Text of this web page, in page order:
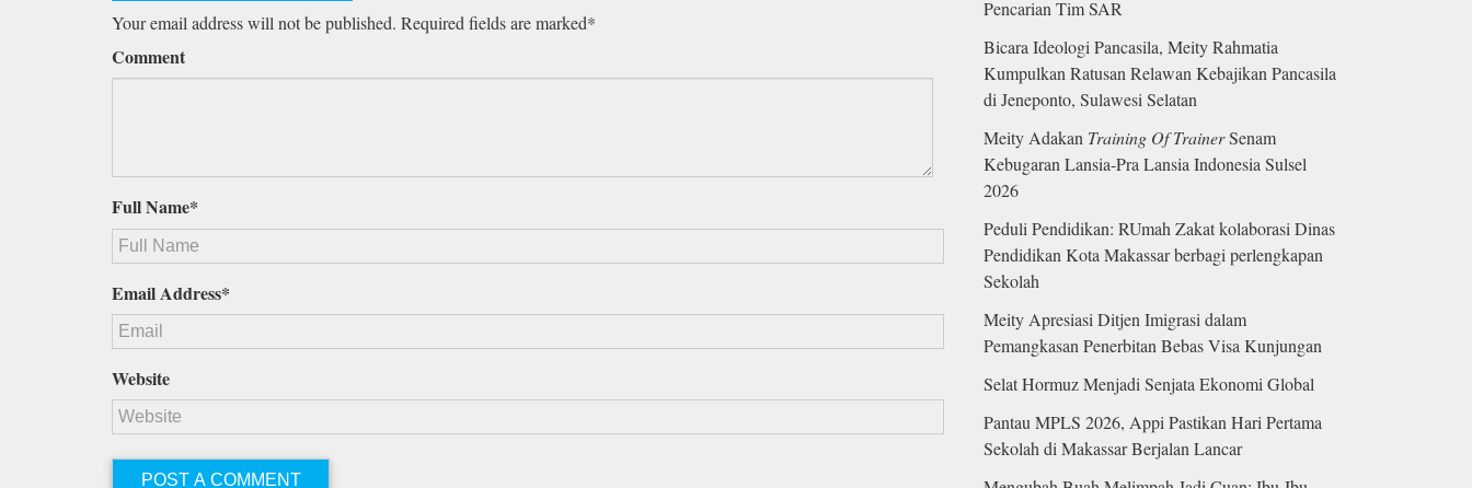
Your email address will not be published. Required fields are marked*
Comment
Full Name*
Email Address*
Website
Pencarian Tim SAR
Bicara Ideologi Pancasila, Meity Rahmatia
Kumpulkan Ratusan Relawan Kebajikan Pancasila
di Jeneponto, Sulawesi Selatan
Meity Adakan Training Of TrainerSenam
Kebugaran Lansia-Pra Lansia Indonesia Sulsel
2026
Peduli Pendidikan: RUmah Zakat kolaborasi Dinas
Pendidikan Kota Makassar berbagi perlengkapan
Sekolah
Meity Apresiasi Ditjen Imigrasi dalam
Pemangkasan Penerbitan Bebas Visa Kunjungan
Selat Hormuz Menjadi Senjata Ekonomi Global
Pantau MPLS 2026, Appi Pastikan Hari Pertama
Sekolah di Makassar Berjalan Lancar